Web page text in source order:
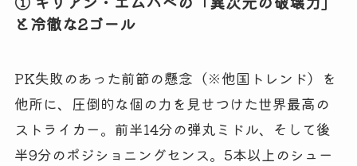
と冷徹な2ゴール
PK失敗のあった前節の懸念（※他国トレンド）を
他所に、圧倒的な個の力を見せつけた世界最高の
ストライカー。前半14分の弾丸ミドル、そして後
半9分のポジショニングセンス。5本以上のシュー